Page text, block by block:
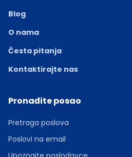
Blog
O nama
Česta pitanja
Kontaktirajte nas
Pronađite posao
Pretraga poslova
Poslovi na email